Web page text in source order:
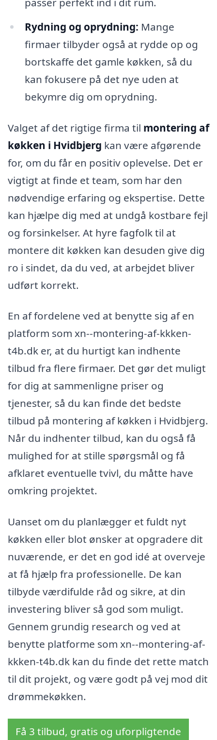
Rydning og oprydning: Mange
firmaer tilbyder også at rydde op og
bortskaffe det gamle køkken, så du
kan fokusere på det nye uden at
bekymre dig om oprydning.
Valget af det rigtige firma til montering af
køkken i Hvidbjerg kan være afgørende
for, om du får en positiv oplevelse. Det er
vigtigt at finde et team, som har den
nødvendige erfaring og ekspertise. Dette
kan hjælpe dig med at undgå kostbare fejl
og forsinkelser. At hyre fagfolk til at
montere dit køkken kan desuden give dig
ro i sindet, da du ved, at arbejdet bliver
udført korrekt.
En af fordelene ved at benytte sig af en
platform som xn--montering-af-kkken-
t4b.dk er, at du hurtigt kan indhente
tilbud fra flere firmaer. Det gør det muligt
for dig at sammenligne priser og
tjenester, så du kan finde det bedste
tilbud på montering af køkken i Hvidbjerg.
Når du indhenter tilbud, kan du også få
mulighed for at stille spørgsmål og få
afklaret eventuelle tvivl, du måtte have
omkring projektet.
Uanset om du planlægger et fuldt nyt
køkken eller blot ønsker at opgradere dit
nuværende, er det en god idé at overveje
at få hjælp fra professionelle. De kan
tilbyde værdifulde råd og sikre, at din
investering bliver så god som muligt.
Gennem grundig research og ved at
benytte platforme som xn--montering-af-
kkken-t4b.dk kan du finde det rette match
til dit projekt, og være godt på vej mod dit
drømmekøkken.
Få 3 tilbud, gratis og uforpligtende